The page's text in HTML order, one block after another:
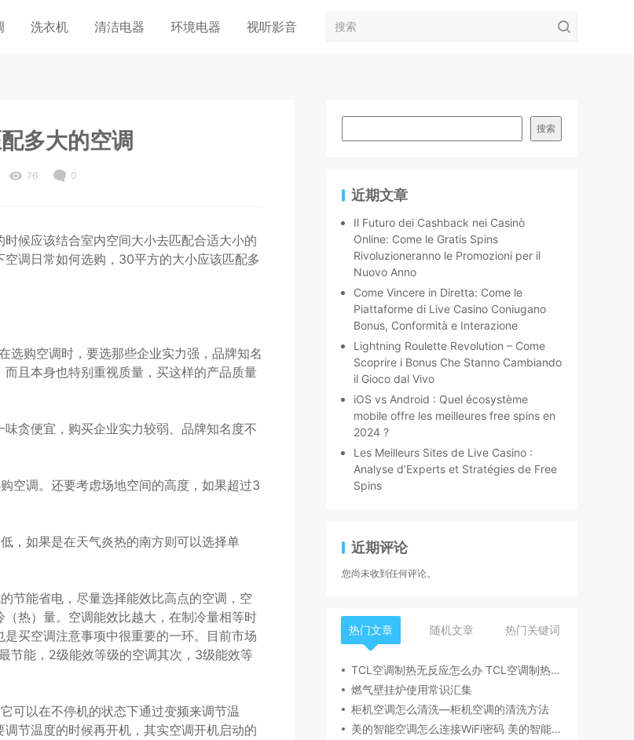
洗衣机 清洁电器 环境电器 视听影音
多大的空调
76 0
候应该结合室内空间大小去匹配合适大小的
调日常如何选购，30平方的大小应该匹配多
选购空调时，要选那些企业实力强，品牌知名
且本身也特别重视质量，买这样的产品质量
贪便宜，购买企业实力较弱、品牌知名度不
空调。还要考虑场地空间的高度，如果超过3
，如果是在天气炎热的南方则可以选择单
节能省电，尽量选择能效比高点的空调，空
热）量。空调能效比越大，在制冷量相等时
买空调注意事项中很重要的一环。目前市场
节能，2级能效等级的空调其次，3级能效等
可以在不停机的状态下通过变频来调节温
节温度的时候再开机，其实空调开机启动的
搜索
近期文章
Il Futuro dei Cashback nei Casinò
Online: Come le Gratis Spins
Rivoluzioneranno le Promozioni per il
Nuovo Anno
Come Vincere in Diretta: Come le
Piattaforme di Live Casino Coniugano
Bonus, Conformità e Interazione
Lightning Roulette Revolution – Come
Scoprire i Bonus Che Stanno Cambiando
il Gioco dal Vivo
iOS vs Android : Quel écosystème
mobile offre les meilleures free spins en
2024 ?
Les Meilleurs Sites de Live Casino :
Analyse d’Experts et Stratégies de Free
Spins
近期评论
您尚未收到任何评论。
热门文章 随机文章 热门关键词
TCL空调制热无反应怎么办 TCL空调制热无反应的原因及解决方法
燃气壁挂炉使用常识汇集
柜机空调怎么清洗—柜机空调的清洗方法
美的智能空调怎么连接WiFi密码 美的智能空调连接WiFi密码步骤